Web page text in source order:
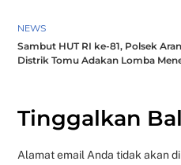
NEWS
Sambut HUT RI ke-81, Polsek
Distrik Tomu Adakan Lomba
Tinggalkan
Alamat email Anda tidak akan